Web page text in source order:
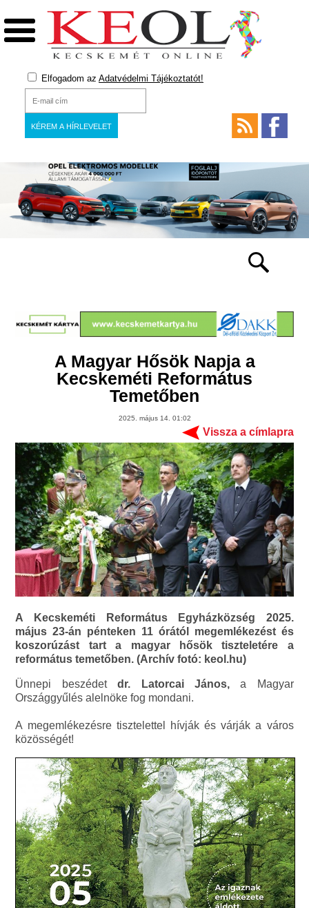
Elfogadom az Adatvédelmi Tájékoztatót!
A Magyar Hősök Napja a
Kecskeméti Református
Temetőben
2025. május 14. 01:02
Vissza a címlapra
A Kecskeméti Református Egyházközség 2025.
május 23-án pénteken 11 órától megemlékezést és
koszorúzást tart a magyar hősök tiszteletére a
református temetőben. (Archív fotó: keol.hu)
Ünnepi beszédetdr. Latorcai János,a Magyar
Országgyűlés alelnöke fog mondani.
A megemlékezésre tisztelettel hívják és várják a város
közösségét!